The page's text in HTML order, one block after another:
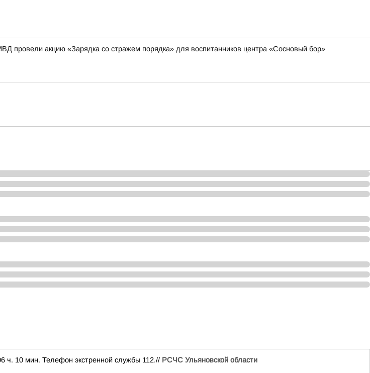
провели акцию «Зарядка со стражем порядка» для воспитанников центра «Сосновый бор»
ч. 10 мин. Телефон экстренной службы 112.// РСЧС Ульяновской области